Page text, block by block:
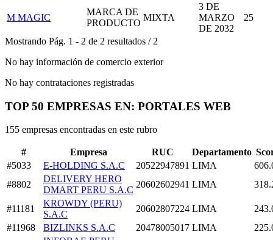
M MAGIC
MARCA DE
PRODUCTO
MIXTA
3 DE
MARZO
DE 2032
25
Mostrando Pág. 1 - 2 de 2 resultados / 2
No hay información de comercio exterior
No hay contrataciones registradas
TOP 50 EMPRESAS EN: PORTALES WEB
155 empresas encontradas en este rubro
# Empresa RUC Departamento
#5033
E-HOLDING S.A.C 20522947891 LIMA
#8802
DELIVERY HERO
DMART PERU S.A.C
20602602941 LIMA
#11181
KROWDY (PERU)
S.A.C
20602807224 LIMA
#11968
BIZLINKS S.A.C 20478005017 LIMA